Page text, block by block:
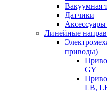
Вакуумная
Датчики
Линейные
приводы)
GY
LB,